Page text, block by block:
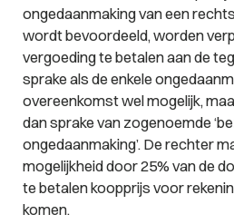
ongedaanmaking van een
wordt bevoordeeld, worden
vergoeding te betalen aan de
sprake als de enkele
overeenkomst wel mogelijk,
dan sprake van zogenoemde
ongedaanmaking’. De rechter
mogelijkheid door 25% van de
te betalen koopprijs voor
komen.